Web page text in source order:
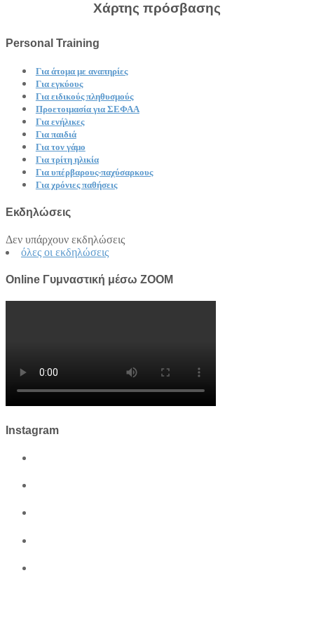
Χάρτης πρόσβασης
Personal Training
Για άτομα με αναπηρίες
Για εγκύους
Για ειδικoύς πληθυσμούς
Προετοιμασία για ΣΕΦΑΑ
Για ενήλικες
Για παιδιά
Για τον γάμο
Για τρίτη ηλικία
Για υπέρβαρους-παχύσαρκους
Για χρόνιες παθήσεις
Εκδηλώσεις
Δεν υπάρχουν εκδηλώσεις
όλες οι εκδηλώσεις
Online Γυμναστική μέσω ZOOM
Instagram